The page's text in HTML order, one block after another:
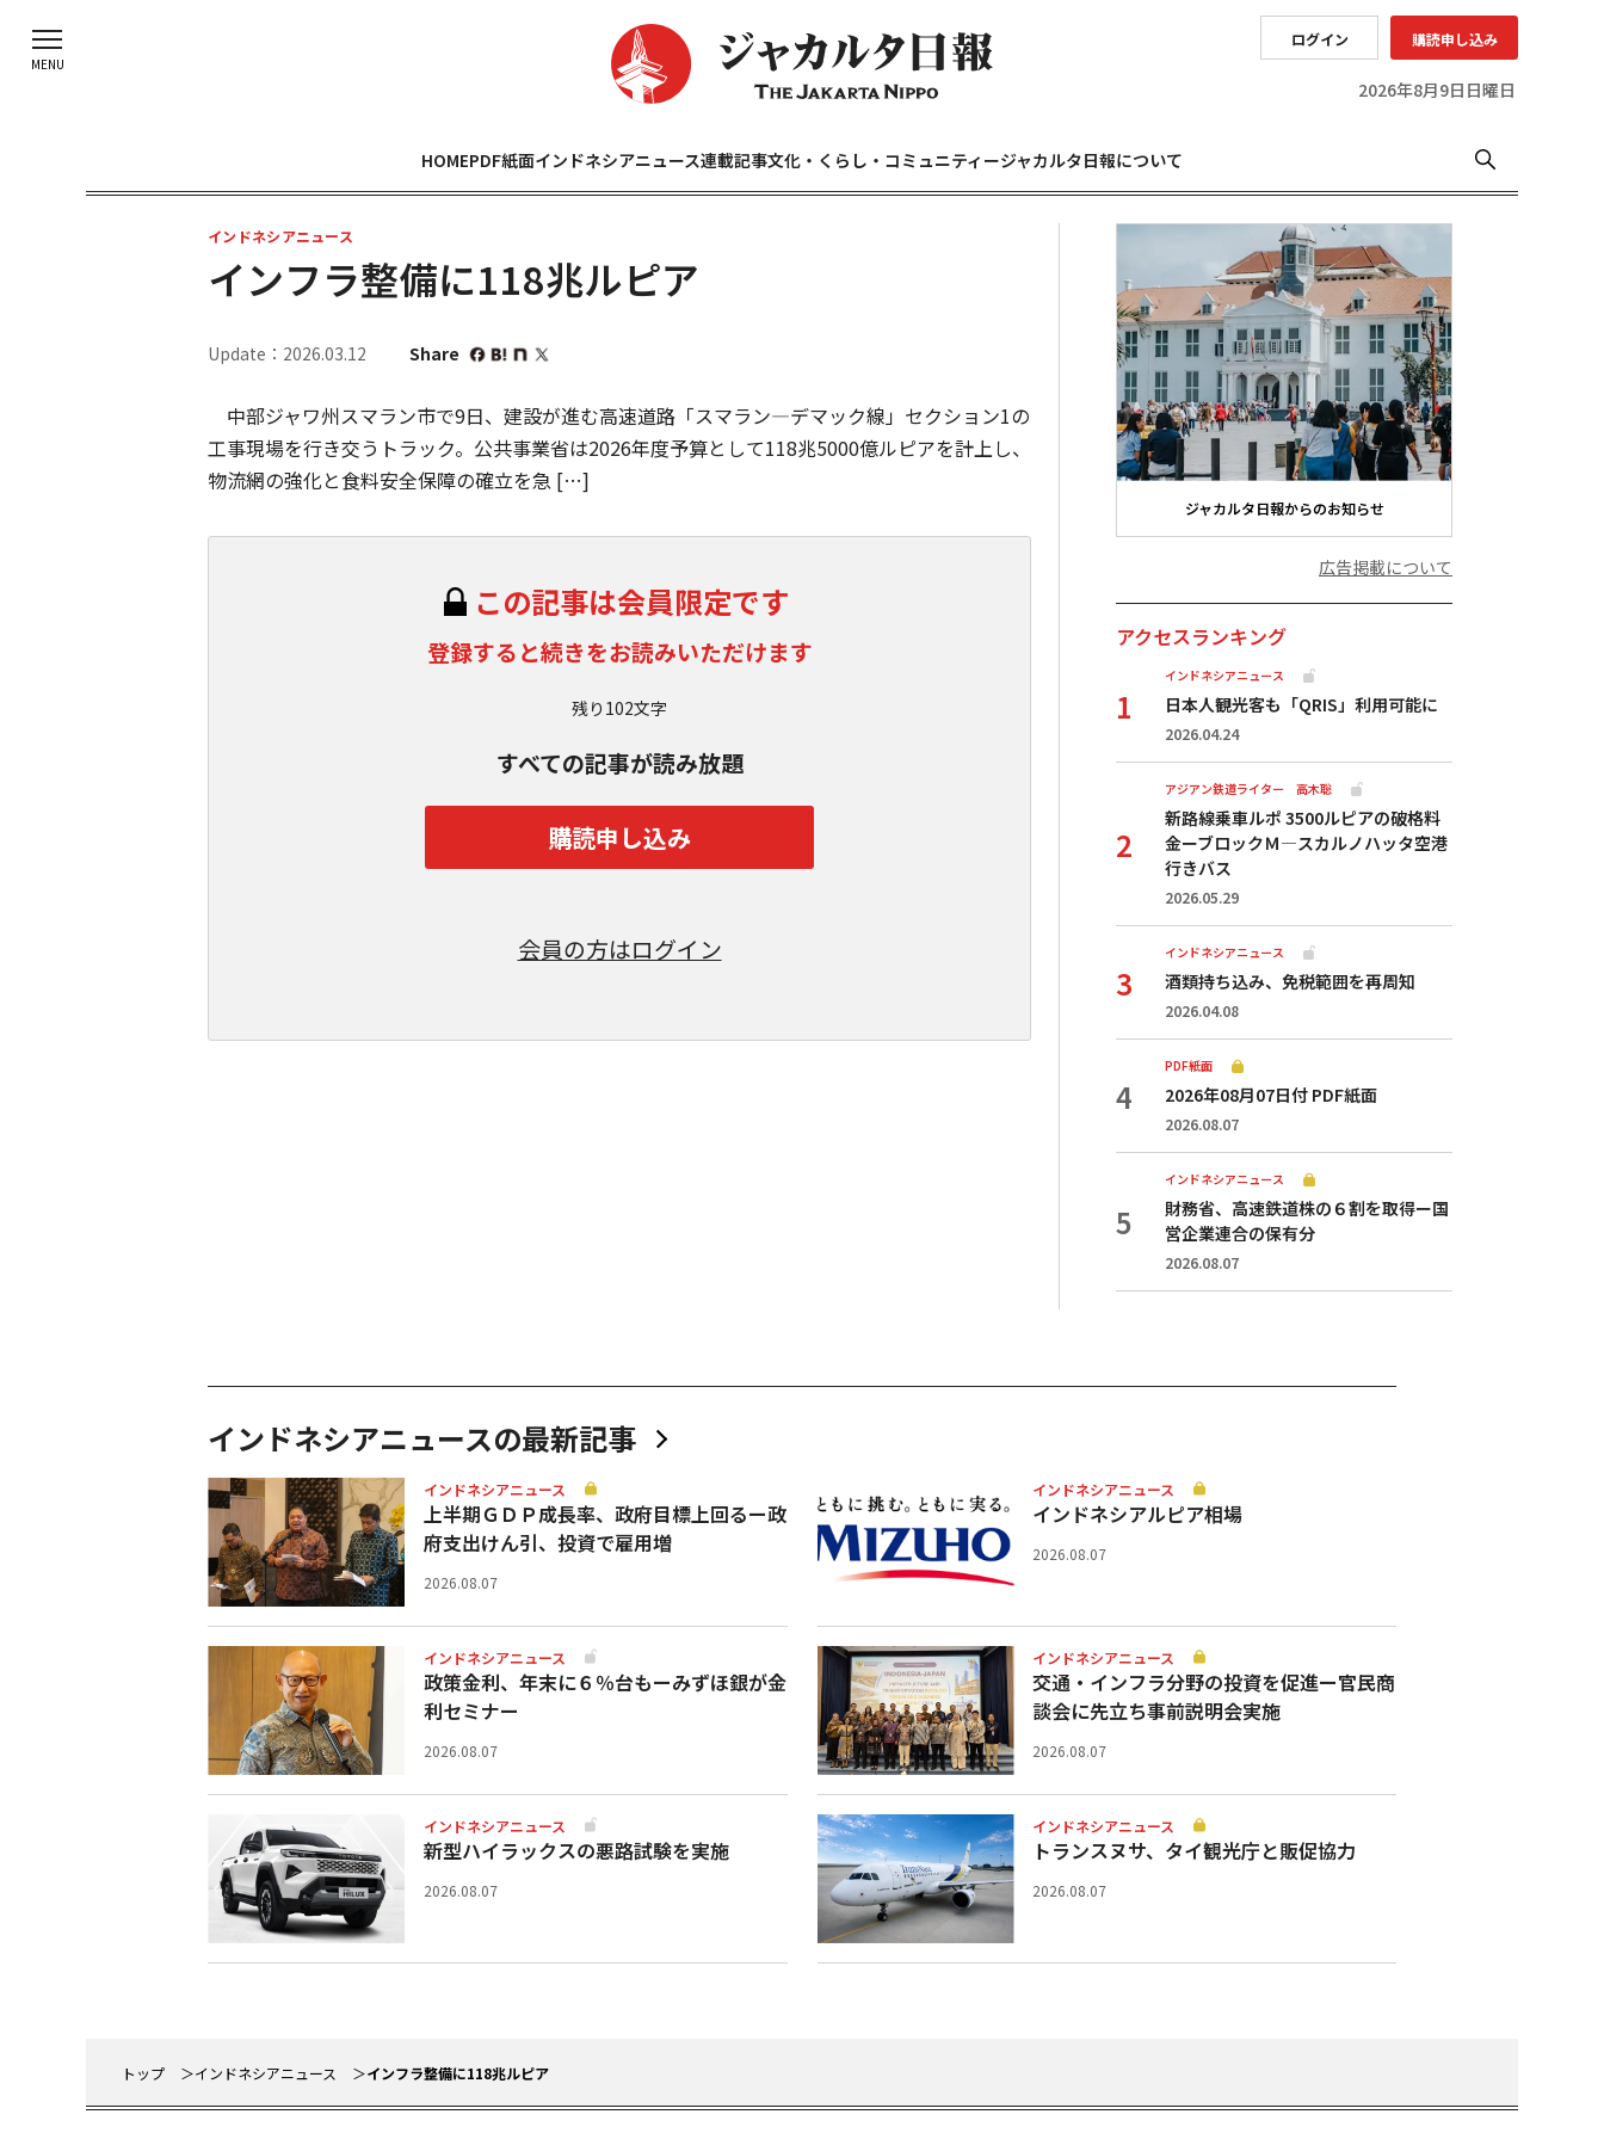
ログイン 購読申し込み
2026年8月9日日曜日
HOMEPDF紙面インドネシアニュース連載記事文化・くらし・コミュニティージャカルタ日報について
インドネシアニュース
インフラ整備に118兆ルピア
Update：2026.03.12 Share
中部ジャワ州スマラン市で9日、建設が進む高速道路「スマラン―デマック線」セクション1の
工事現場を行き交うトラック。公共事業省は2026年度予算として118兆5000億ルピアを計上し、
物流網の強化と食料安全保障の確立を急 […]
この記事は会員限定です
登録すると続きをお読みいただけます
残り102文字
すべての記事が読み放題
購読申し込み
会員の方はログイン
ジャカルタ日報からのお知らせ
広告掲載について
アクセスランキング
インドネシアニュース
日本人観光客も「QRIS」利用可能に
2026.04.24
アジアン鉄道ライター 高木聡
新路線乗車ルポ 3500ルピアの破格料
金ーブロックＭ―スカルノハッタ空港
行きバス
2026.05.29
インドネシアニュース
酒類持ち込み、免税範囲を再周知
2026.04.08
PDF紙面
2026年08月07日付 PDF紙面
2026.08.07
インドネシアニュース
財務省、高速鉄道株の６割を取得ー国
営企業連合の保有分
2026.08.07
インドネシアニュースの最新記事
インドネシアニュース
上半期ＧＤＰ成長率、政府目標上回るー政
府支出けん引、投資で雇用増
2026.08.07
インドネシアニュース
インドネシアルピア相場
2026.08.07
インドネシアニュース
政策金利、年末に６％台もーみずほ銀が金
利セミナー
2026.08.07
インドネシアニュース
交通・インフラ分野の投資を促進ー官民商
談会に先立ち事前説明会実施
2026.08.07
インドネシアニュース
新型ハイラックスの悪路試験を実施
2026.08.07
インドネシアニュース
トランスヌサ、タイ観光庁と販促協力
2026.08.07
トップ インドネシアニュース インフラ整備に118兆ルピア